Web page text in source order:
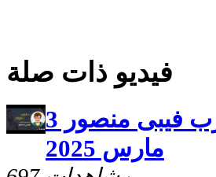
فيديو ذات صلة
برنامج سلامى اعطيكم مع خادمة الرب فيبى منصور 3
مارس 2025